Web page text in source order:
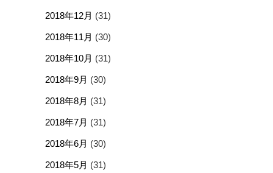
2018年12月 (31)
2018年11月 (30)
2018年10月 (31)
2018年9月 (30)
2018年8月 (31)
2018年7月 (31)
2018年6月 (30)
2018年5月 (31)